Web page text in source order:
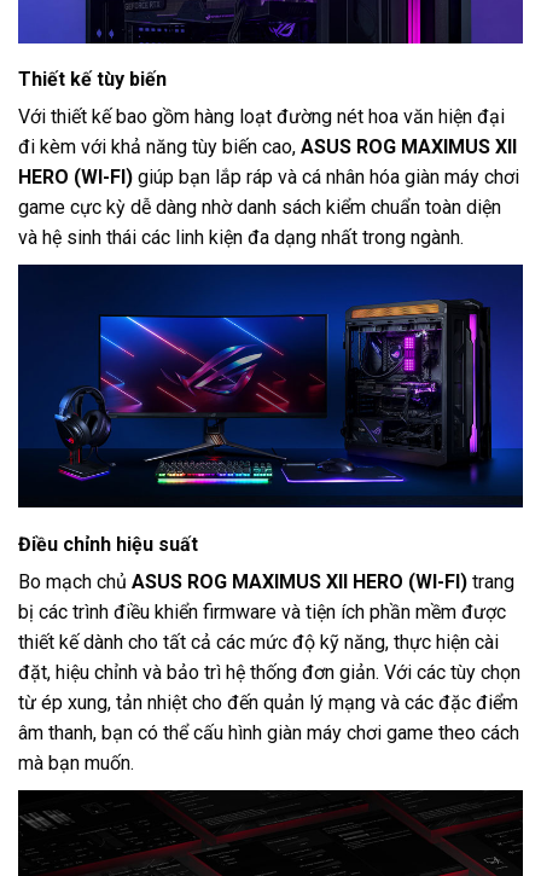
Thiết kế tùy biến
Với thiết kế bao gồm hàng loạt đường nét hoa văn hiện đại
đi kèm với khả năng tùy biến cao, ASUS ROG MAXIMUS XII
HERO (WI-FI) giúp bạn lắp ráp và cá nhân hóa giàn máy chơi
game cực kỳ dễ dàng nhờ danh sách kiểm chuẩn toàn diện
và hệ sinh thái các linh kiện đa dạng nhất trong ngành.
Điều chỉnh hiệu suất
Bo mạch chủ ASUS ROG MAXIMUS XII HERO (WI-FI) trang
bị các trình điều khiển firmware và tiện ích phần mềm được
thiết kế dành cho tất cả các mức độ kỹ năng, thực hiện cài
đặt, hiệu chỉnh và bảo trì hệ thống đơn giản. Với các tùy chọn
từ ép xung, tản nhiệt cho đến quản lý mạng và các đặc điểm
âm thanh, bạn có thể cấu hình giàn máy chơi game theo cách
mà bạn muốn.